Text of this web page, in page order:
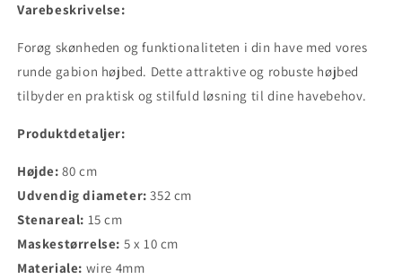
15
15
Varebeskrivelse:
Forøg skønheden og funktionaliteten i din have med vores
runde gabion højbed. Dette attraktive og robuste højbed
tilbyder en praktisk og stilfuld løsning til dine havebehov.
Produktdetaljer:
Højde: 80 cm
Udvendig diameter: 352 cm
Stenareal: 15 cm
Maskestørrelse: 5 x 10 cm
Materiale: wire 4mm